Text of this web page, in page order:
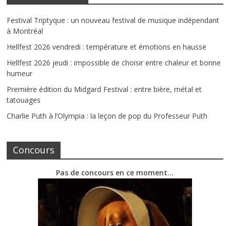
Festival Triptyque : un nouveau festival de musique indépendant
à Montréal
Hellfest 2026 vendredi : température et émotions en hausse
Hellfest 2026 jeudi : impossible de choisir entre chaleur et bonne
humeur
Première édition du Midgard Festival : entre bière, métal et
tatouages
Charlie Puth à l’Olympia : la leçon de pop du Professeur Puth
Concours
Pas de concours en ce moment…